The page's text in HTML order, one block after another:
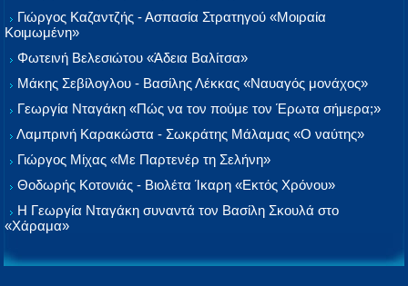
Γιώργος Καζαντζής - Ασπασία Στρατηγού «Μοιραία
Κοιμωμένη»
Φωτεινή Βελεσιώτου «Άδεια Βαλίτσα»
Μάκης Σεβίλογλου - Βασίλης Λέκκας «Ναυαγός μονάχος»
Γεωργία Νταγάκη «Πώς να τον πούμε τον Έρωτα σήμερα;»
Λαμπρινή Καρακώστα - Σωκράτης Μάλαμας «Ο ναύτης»
Γιώργος Μίχας «Με Παρτενέρ τη Σελήνη»
Θοδωρής Κοτονιάς - Βιολέτα Ίκαρη «Εκτός Χρόνου»
Η Γεωργία Νταγάκη συναντά τον Βασίλη Σκουλά στο
«Χάραμα»